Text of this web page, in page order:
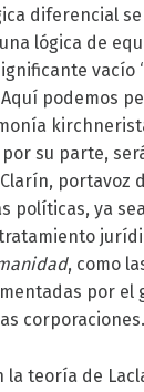
diferencial
lógica de
vacío
Aquí podemos
su parte,
portavoz
políticas, ya
, como
por el
corporaciones.
la teoría de